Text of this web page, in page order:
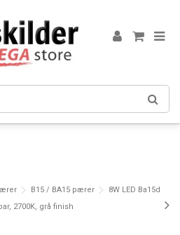
B15 / BA15 pærer
8W LED Ba15d
2700K, grå finish